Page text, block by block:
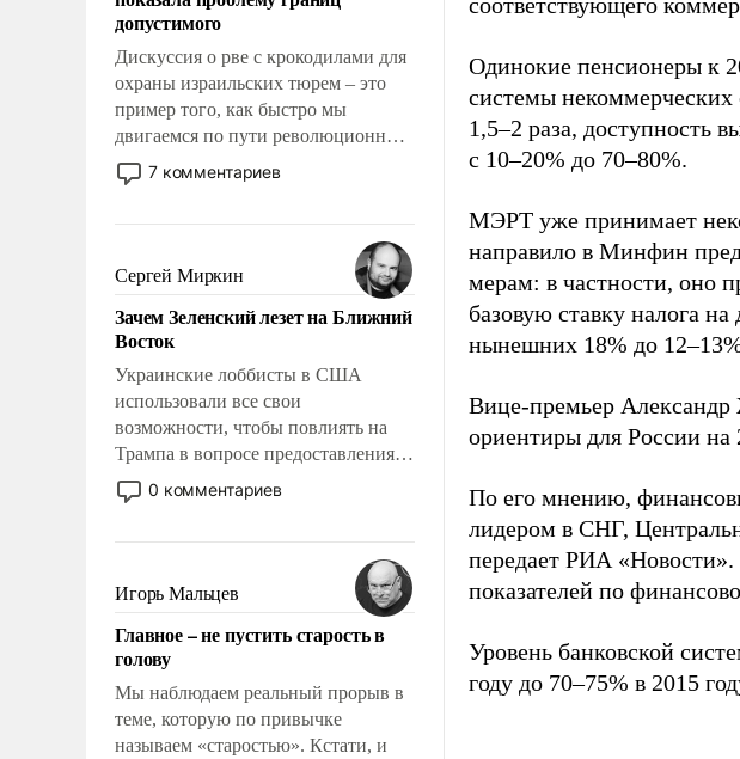
допустимого
Дискуссия о рве с крокодилами для
охраны израильских тюрем – это
пример того, как быстро мы
двигаемся по пути революционных
изменений. То, что несколько лет
назад было образом для
7 комментариев
Сергей Миркин
Зачем Зеленский лезет на Ближний
Восток
Украинские лоббисты в США
использовали все свои
возможности, чтобы повлиять на
Трампа в вопросе предоставления
вооружений своим нанимателям.
Вероятно, кому-то из тех, кто
продемонстрировать, что Украина
вступила в вооруженное
противостояние с Ираном.
0 комментариев
Игорь Мальцев
Главное – не пустить старость в
голову
Мы наблюдаем реальный прорыв в
теме, которую по привычке
называем «старостью». Кстати, и
Одинокие пенсионеры к
системы некоммерческих
1,5–2 раза, доступность
с 10–20% до 70–80%.
МЭРТ уже принимает
направило в Минфин
мерам: в частности, оно
базовую ставку налога
нынешних 18% до
Вице-премьер Александр
ориентиры для России на
По его мнению,
лидером в СНГ,
передает РИА
показателей по
Уровень банковской
году до 70–75% в 2015